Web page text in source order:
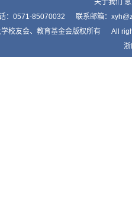
关于我们
：0571-85070032 联系邮箱：
学校友会、教育基金会版权所有 All